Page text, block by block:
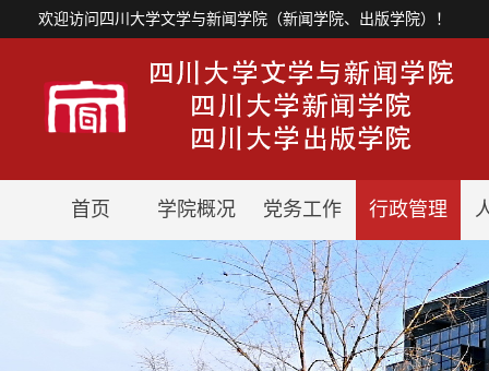
欢迎访问四川大学文学与新闻学院（新闻学院、出版学院）！
首页 学院概况 党务工作 行政管理